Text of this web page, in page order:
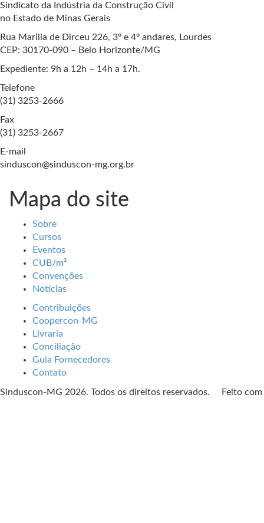
Sindicato da Indústria da Construção Civil
no Estado de Minas Gerais
Rua Marilia de Dirceu 226, 3º e 4º andares, Lourdes
CEP: 30170-090 – Belo Horizonte/MG
Expediente: 9h a 12h – 14h a 17h.
Telefone
(31) 3253-2666
Fax
(31) 3253-2667
E-mail
sinduscon@sinduscon-mg.org.br
Mapa do site
Sobre
Cursos
Eventos
CUB/m²
Convenções
Notícias
Contribuições
Coopercon-MG
Livraria
Conciliação
Guia Fornecedores
Contato
Sinduscon-MG 2026. Todos os direitos reservados. Feito com